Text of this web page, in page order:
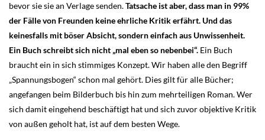
bevor sie sie an Verlage senden.Tatsache ist aber, dass man in 99%
der Fälle von Freunden keine ehrliche Kritik erfährt. Und das
keinesfalls mit böser Absicht, sondern einfach aus Unwissenheit.
Ein Buch schreibt sich nicht „mal eben so nebenbei“. Ein Buch
braucht ein in sich stimmiges Konzept. Wir haben alle den Begriff
„Spannungsbogen“ schon mal gehört. Dies gilt für alle Bücher;
angefangen beim Bilderbuch bis hin zum mehrteiligen Roman. Wer
sich damit eingehend beschäftigt hat und sich zuvor objektive Kritik
von außen geholt hat, ist auf dem besten Wege.